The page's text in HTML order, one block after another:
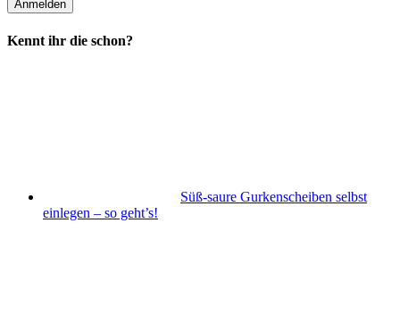
Kennt ihr die schon?
Süß-saure Gurkenscheiben selbst
einlegen – so geht’s!